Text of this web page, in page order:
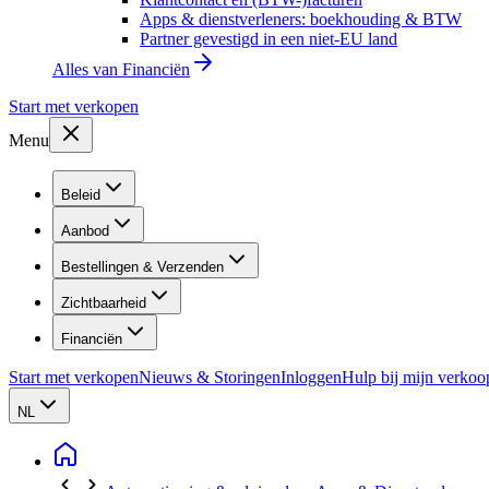
Apps & dienstverleners: boekhouding & BTW
Partner gevestigd in een niet-EU land
Alles van Financiën
Start met verkopen
Menu
Beleid
Aanbod
Bestellingen & Verzenden
Zichtbaarheid
Financiën
Start met verkopenNieuws & StoringenInloggenHulp bij mijn
NL